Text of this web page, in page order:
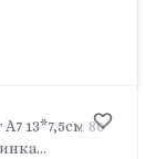
13*7,5см 80